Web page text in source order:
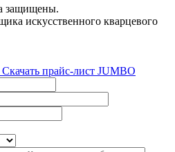
защищены.
искусственного кварцевого
Скачать прайс-лист JUMBO